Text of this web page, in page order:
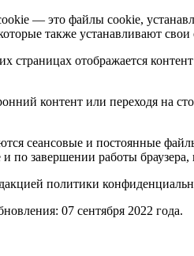
— это файлы cookie,
также устанавливают
страницах отображается
контент или переходя на
сеансовые и постоянные
по завершении работы
политики
07 сентября 2022 года.